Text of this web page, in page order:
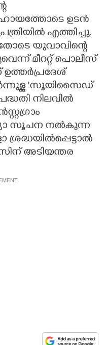
ഉടൻ
എത്തിച്ചു.
യുവാവിന്റെ
മീററ്റ് പൊലീസ്
'സൂയിസൈഡ്
നിലവിൽ
സൂചന നൽകുന്ന
അടിയന്തര